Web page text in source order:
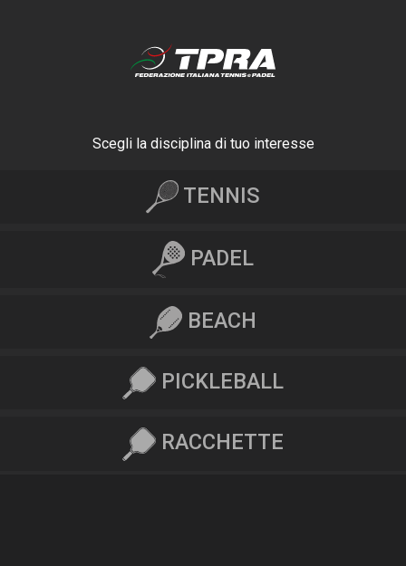
Scegli la disciplina di tuo interesse
TENNIS
PADEL
BEACH
PICKLEBALL
RACCHETTE